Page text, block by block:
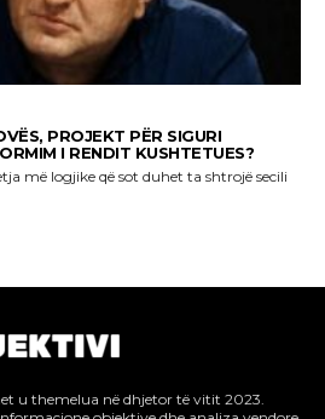
u themelua në dhjetor të vitit 2023.